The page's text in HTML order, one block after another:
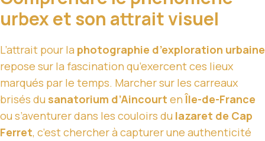
urbex et son attrait visuel
L’attrait pour la photographie d’exploration urbaine
repose sur la fascination qu’exercent ces lieux
marqués par le temps. Marcher sur les carreaux
brisés du sana­to­rium d’Aincourt enÎle-de-France
ou s’aventurer dans les couloirs du lazaret de Cap
Ferret, c’est chercher à capturer une authenticité